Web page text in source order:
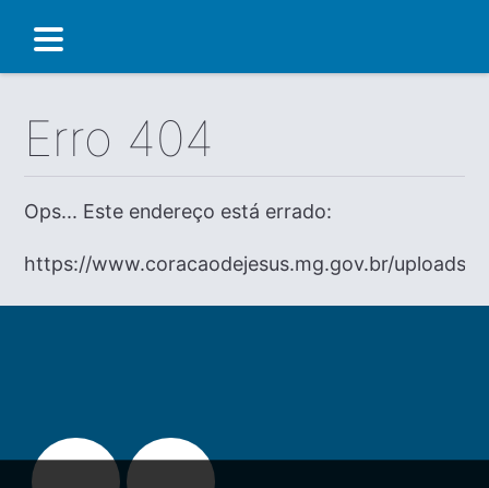
Erro 404
Ops... Este endereço está errado:
https://www.coracaodejesus.mg.gov.br/uploads/